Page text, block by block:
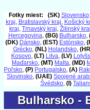
Fotky miest: (SK) Slovensko:
kraj, Bratislavský kraj, Košický
kraj, Trnavský kraj, Žilinský kraj
Hercegovina, (BG) Bulharsko,
(DK) Dánsko, (EST) Estónsko,
Grécko, (NL) Holandsko,
Kosovo, (LT) Litva, (LV)
Maďarsko, (MT) Malta, (MD)
Poľsko, (P) Portugalsko, (A)
Slovinsko, (UAE) Spojené
Švédsko, (I)
Bulharsko -
Bulharsko -